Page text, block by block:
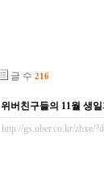
글 수 216
위버친구들의 11월 생
http://gs.uber.co.kr/zbxe/